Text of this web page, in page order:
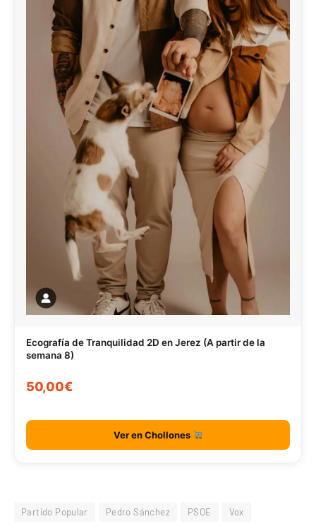
Ecografía de Tranquilidad 2D en Jerez (A partir de la
semana 8)
50,00€
Ver en Chollones
Partido Popular Pedro Sánchez PSOE Vox